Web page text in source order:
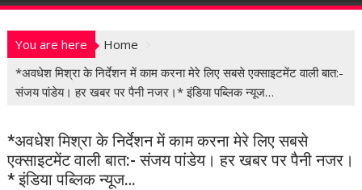
n
You are here
Home
*अवधेश मिश्रा के निर्देशन में काम करना मेरे लिए सबसे एक्‍साइटमेंट वाली बात:-
संजय पांडेय। हर खबर पर पैनी नजर।* इंडिया पब्लिक न्यूज…
*अवधेश मिश्रा के निर्देशन में काम करना मेरे लिए सबसे
एक्‍साइटमेंट वाली बात:- संजय पांडेय। हर खबर पर पैनी नजर।
* इंडिया पब्लिक न्यूज…